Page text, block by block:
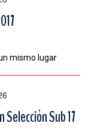
mismo lugar
Sub 17